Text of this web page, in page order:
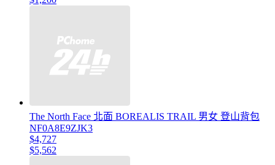
The North Face 北面 BOREALIS TRAIL 男女 登山背包
NF0A8E9ZJK3
$4,727
$5,562